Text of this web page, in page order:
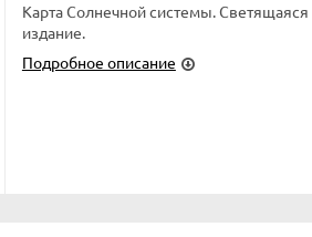
​Карта Солнечной системы.
издание.
Подробное описание